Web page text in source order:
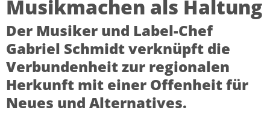
Musikmachen als Haltung
Der Musiker und Label-Chef
Gabriel Schmidt verknüpft die
Verbundenheit zur regionalen
Herkunft mit einer Offenheit für
Neues und Alternatives.